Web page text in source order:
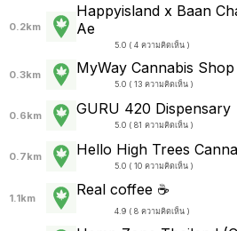
0.2km
Happyisland x Baan
Ae
5.0 ( 4 ความคิดเห็น )
0.3km MyWay Cannabis
5.0 ( 13 ความคิดเห็น )
0.6km GURU 420 Dispensary
5.0 ( 81 ความคิดเห็น )
0.7km Hello High Trees
5.0 ( 10 ความคิดเห็น )
1.1km
Real coffee ☕
4.9 ( 8 ความคิดเห็น )